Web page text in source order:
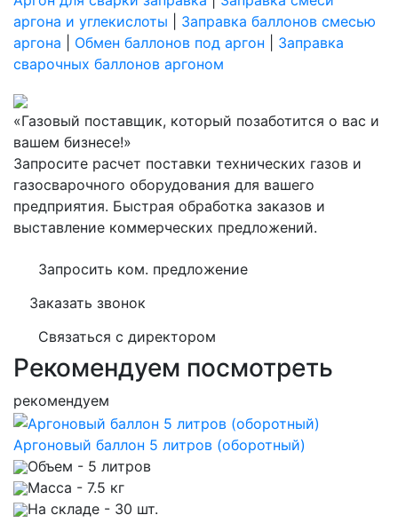
аргона и углекислоты
Заправка баллонов смесью
аргона
Обмен баллонов под аргон
Заправка
сварочных баллонов аргоном
«Газовый поставщик, который позаботится о вас и
вашем бизнесе!»
Запросите расчет поставки технических газов и
газосварочного оборудования для вашего
предприятия. Быстрая обработка заказов и
выставление коммерческих предложений.
Запросить ком. предложение
Заказать звонок
Связаться с директором
Рекомендуем посмотреть
рекомендуем
Аргоновый баллон 5 литров (оборотный)
Объем - 5 литров
Масса - 7.5 кг
На складе - 30 шт.